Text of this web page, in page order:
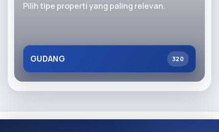
Pilih tipe properti yang paling relevan.
GUDANG 320